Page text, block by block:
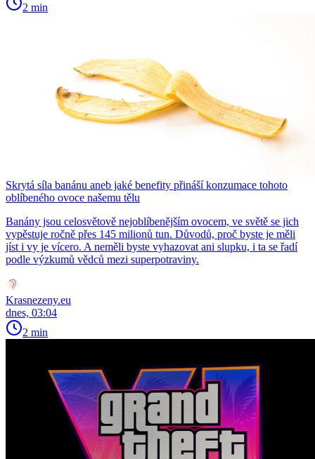
2 min
Skrytá síla banánu aneb jaké benefity přináší konzumace tohoto
oblíbeného ovoce našemu tělu
Banány jsou celosvětově nejoblíbenějším ovocem, ve světě se jich
vypěstuje ročně přes 145 milionů tun. Důvodů, proč byste je měli
jíst i vy je vícero. A neměli byste vyhazovat ani slupku, i ta se řadí
podle výzkumů vědců mezi superpotraviny.
Krasnezeny.eu
dnes, 03:04
2 min